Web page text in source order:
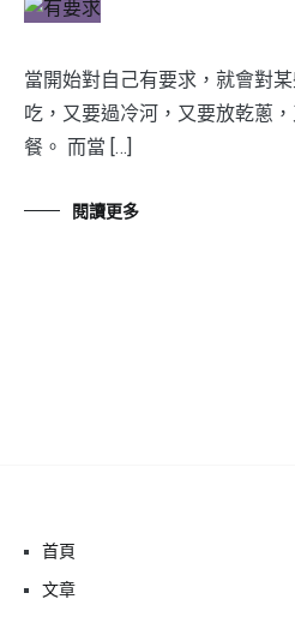
當開始對自己有要求，就會對
吃，又要過冷河，又要放乾蔥
餐。 而當 […]
閱讀更多
首頁
文章